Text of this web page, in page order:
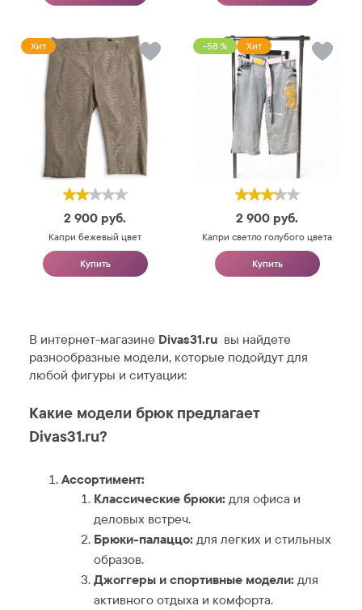
Хит
2 900 руб.
Капри бежевый цвет
Купить
-58 % Хит
2 900 руб.
Капри светло голубого цвета
Купить
В интернет-магазине Divas31.ru вы найдете
разнообразные модели, которые подойдут для
любой фигуры и ситуации:
Какие модели брюк предлагает
Divas31.ru?
Ассортимент:
Классические брюки: для офиса и
деловых встреч.
Брюки-палаццо: для легких и стильных
образов.
Джоггеры и спортивные модели: для
активного отдыха и комфорта.